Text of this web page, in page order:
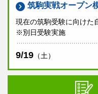
筑駒実戦オープン
現在の筑駒受験に向けた
※別日受験実施
9/19 （土）